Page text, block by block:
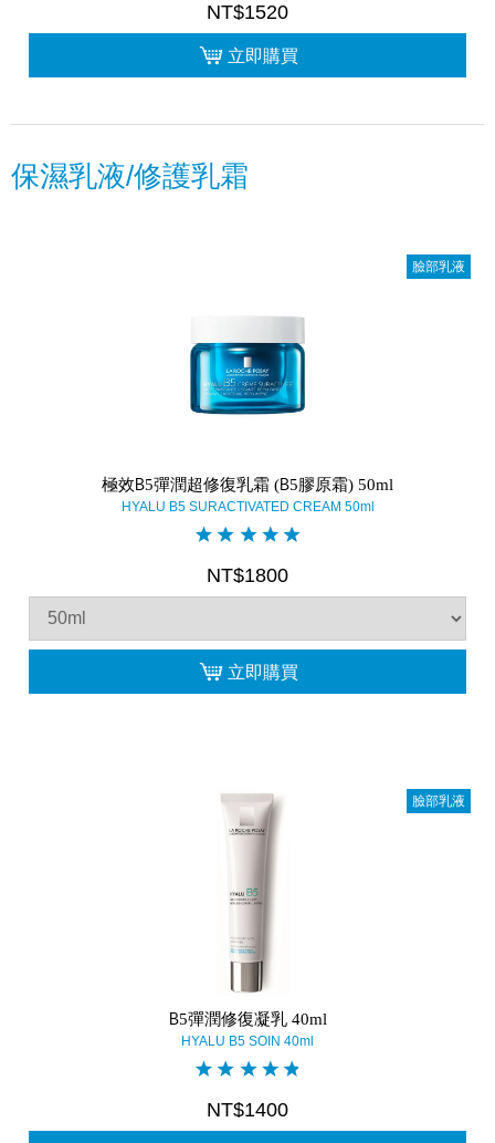
NT$1520
立即購買
保濕乳液/修護乳霜
臉部乳液
極效B5彈潤超修復乳霜 (B5膠原霜) 50ml
HYALU B5 SURACTIVATED CREAM 50ml
NT$1800
立即購買
臉部乳液
B5彈潤修復凝乳 40ml
HYALU B5 SOIN 40ml
NT$1400